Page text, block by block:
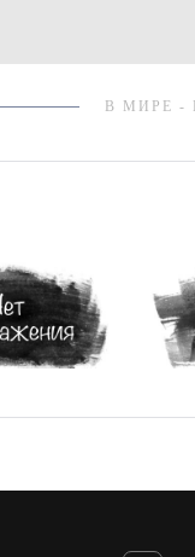
В МИРЕ -